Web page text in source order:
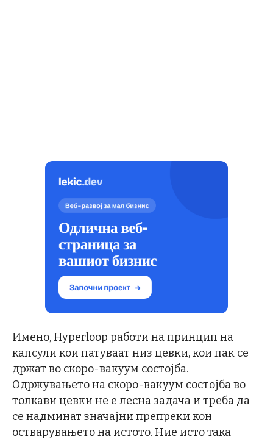
Имено, Hyperloop работи на принцип на
капсули кои патуваат низ цевки, кои пак се
држат во скоро-вакуум состојба.
Одржувањето на скоро-вакуум состојба во
толкави цевки не е лесна задача и треба да
се надминат значајни препреки кон
остварувањето на истото. Ние исто така